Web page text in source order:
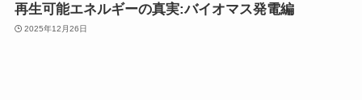
再生可能エネルギーの真実:バイオマス発電編
2025年12月26日